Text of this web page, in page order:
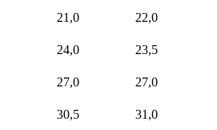
21,0 22,0
24,0 23,5
27,0 27,0
30,5 31,0